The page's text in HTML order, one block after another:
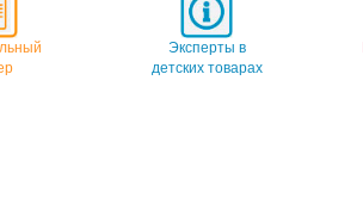
Эксперты в
детских товарах